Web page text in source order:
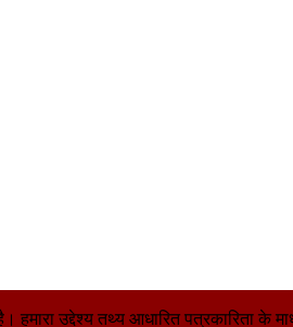
उद्देश्य तथ्य आधारित पत्रकारिता के